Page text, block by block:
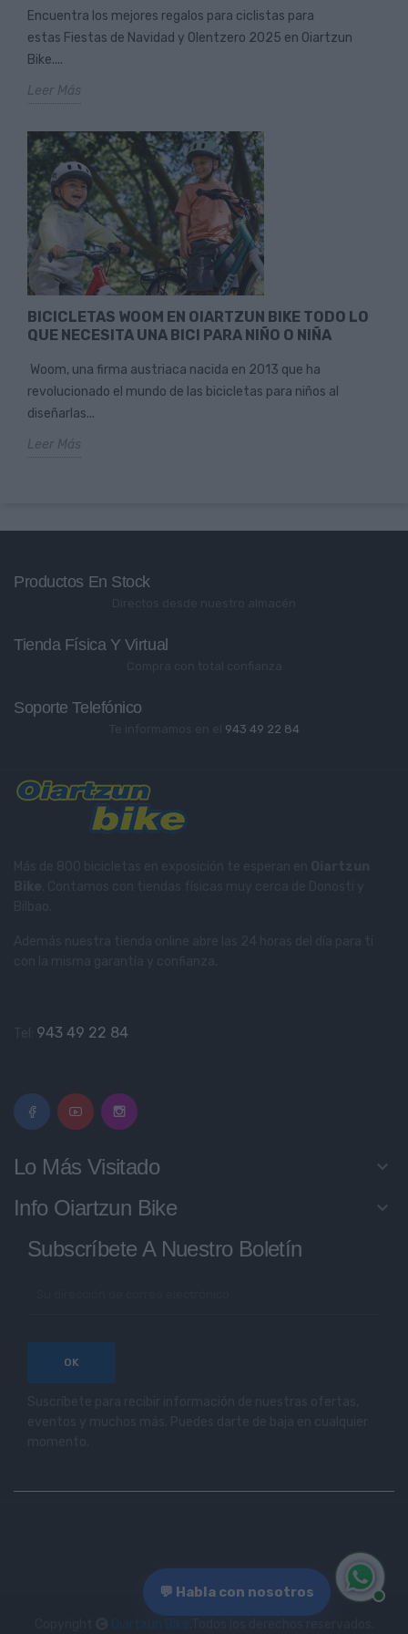
Encuentra los mejores regalos para ciclistas para
estas Fiestas de Navidad y Olentzero 2025 en Oiartzun
Bike....
Leer Más
BICICLETAS WOOM EN OIARTZUN BIKE TODO LO
QUE NECESITA UNA BICI PARA NIÑO O NIÑA
Woom, una firma austriaca nacida en 2013 que ha
revolucionado el mundo de las bicicletas para niños al
diseñarlas...
Leer Más
Productos En Stock
Tienda Física Y Virtual
Soporte Telefónico
943 49 22 84
943 49 22 84
Lo Más Visitado keyboard_arrow_down
Info Oiartzun Bike keyboard_arrow_down
Subscríbete A Nuestro Boletín
Oiartzun Bike
💬 Habla con nosotros